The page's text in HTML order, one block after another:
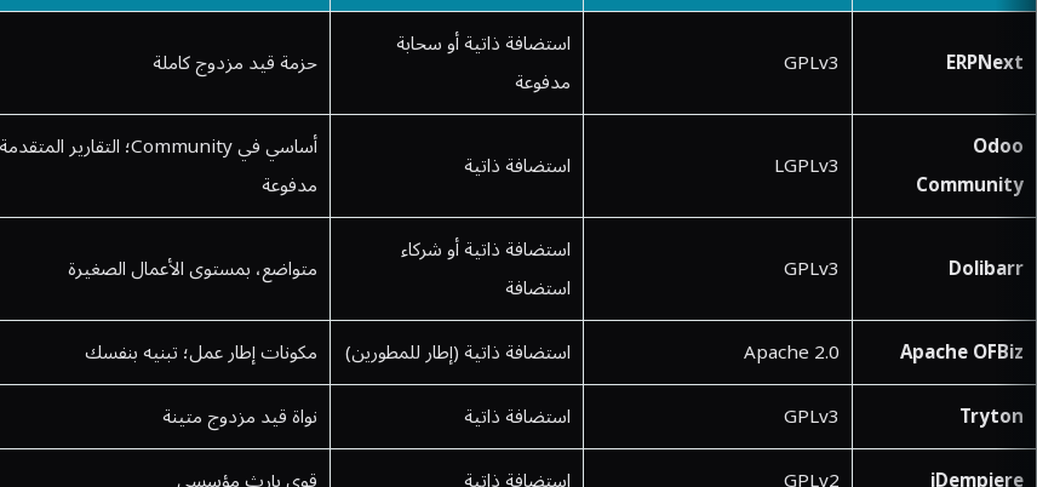
ERPNext
GPLv3
استضافة ذاتية أو سحابة
مدفوعة
حزمة قيد مزدوج كاملة
Odoo
Community
LGPLv3 استضافة ذاتية
أساسي في Community؛ التقارير المتقدمة
مدفوعة
Dolibarr
GPLv3
استضافة ذاتية أو شركاء
استضافة
متواضع، بمستوى الأعمال الصغيرة
Apache OFBiz
Apache 2.0 استضافة ذاتية (إطار للمطورين) مكونات إطار عمل؛ تبنيه بنفسك
Tryton
GPLv3 استضافة ذاتية نواة قيد مزدوج متينة